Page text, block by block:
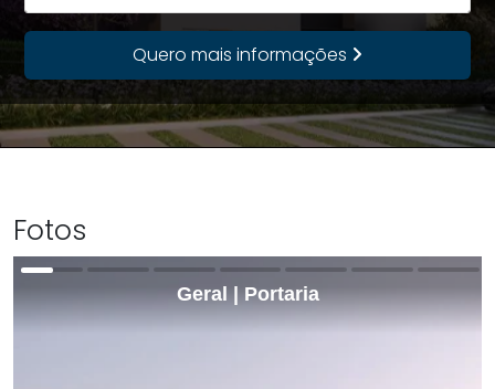
Quero mais informações
Fotos
Geral | Portaria